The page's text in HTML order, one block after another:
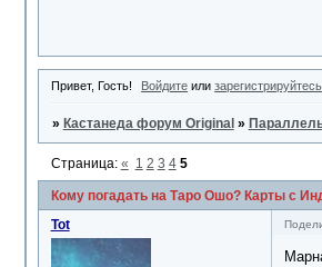
Привет, Гость! Войдите илизарегистрируйтесь
» Кастанеда форум Original »
Кому погадать на Таро Ошо? Карты с
Страница: « 1 2 3 4 5
Tot